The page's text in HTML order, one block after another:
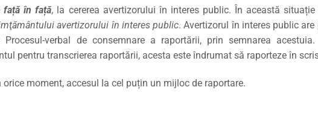
față în față, la cererea avertizorului în interes public. În această
avertizorului în interes public. Avertizorul în interes public
verbal de consemnare a raportării, prin semnarea
pentru transcrierea raportării, acesta este îndrumat să raporteze în
orice moment, accesul la cel puțin un mijloc de raportare.